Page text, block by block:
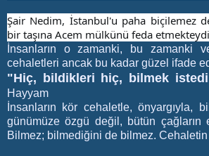
Şair Nedim, İstanbul'u paha biçilemez
bir taşına Acem mülkünü feda
İnsanların o zamanki, bu zamanki
cehaletleri ancak bu kadar güzel ifade
"Hiç, bildikleri hiç, bilmek
Hayyam
İnsanların kör cehaletle, önyargıyla,
günümüze özgü değil, bütün çağların
Bilmez; bilmediğini de bilmez. Cehaletin